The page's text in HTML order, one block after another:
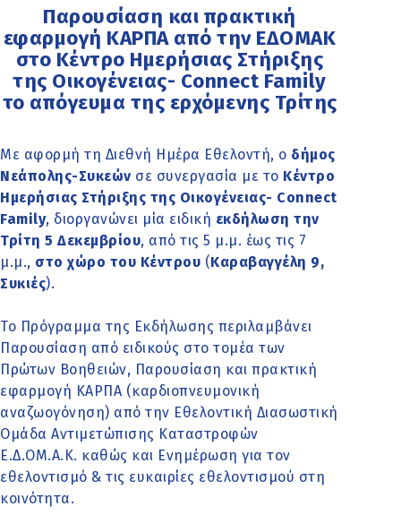
Παρουσίαση και πρακτική
εφαρμογή ΚΑΡΠΑ από την ΕΔΟΜΑΚ
στο Κέντρο Ημερήσιας Στήριξης
της Οικογένειας- Connect Family
το απόγευμα της ερχόμενης Τρίτης
Με αφορμή τη Διεθνή Ημέρα Εθελοντή, ο δήμος
Νεάπολης-Συκεών σε συνεργασία με το Κέντρο
Ημερήσιας Στήριξης της Οικογένειας- Connect
Family, διοργανώνει μία ειδική εκδήλωση την
Τρίτη 5 Δεκεμβρίου, από τις 5 μ.μ. έως τις 7
μ.μ., στο χώρο του Κέντρου (Καραβαγγέλη 9,
Συκιές).
Το Πρόγραμμα της Εκδήλωσης περιλαμβάνει
Παρουσίαση από ειδικούς στο τομέα των
Πρώτων Βοηθειών, Παρουσίαση και πρακτική
εφαρμογή ΚΑΡΠΑ (καρδιοπνευμονική
αναζωογόνηση) από την Εθελοντική Διασωστική
Ομάδα Αντιμετώπισης Καταστροφών
Ε.Δ.ΟΜ.Α.Κ. καθώς και Ενημέρωση για τον
εθελοντισμό & τις ευκαιρίες εθελοντισμού στη
κοινότητα.